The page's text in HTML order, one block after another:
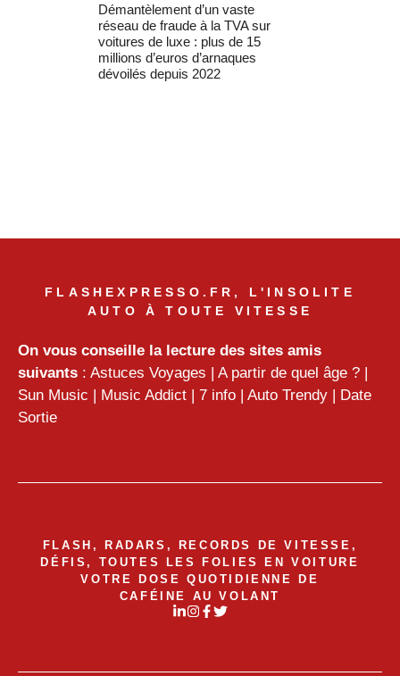
Démantèlement d’un vaste
réseau de fraude à la TVA sur
voitures de luxe : plus de 15
millions d’euros d’arnaques
dévoilés depuis 2022
FLASHEXPRESSO.FR, L'INSOLITE
AUTO À TOUTE VITESSE
On vous conseille la lecture des sites amis
suivants : Astuces Voyages | A partir de quel âge ? |
Sun Music | Music Addict | 7 info | Auto Trendy | Date
Sortie
FLASH, RADARS, RECORDS DE VITESSE,
DÉFIS, TOUTES LES FOLIES EN VOITURE
VOTRE DOSE QUOTIDIENNE DE
CAFÉINE AU VOLANT